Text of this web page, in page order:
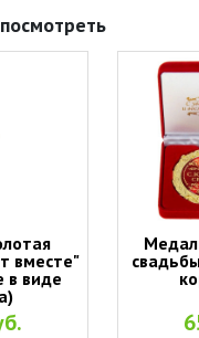
вместе"
в виде